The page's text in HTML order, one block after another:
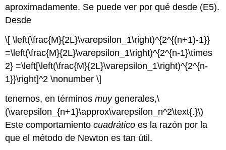
aproximadamente. Se puede ver por qué desde (E5).
Desde
\[ \left(\frac{M}{2L}\varepsilon_1\right)^{2^{(n+1)-1}}
=\left(\frac{M}{2L}\varepsilon_1\right)^{2^{n-1}\times
2} =\left[\left(\frac{M}{2L}\varepsilon_1\right)^{2^{n-
1}}\right]^2 \nonumber \]
tenemos, en términosmuygenerales,\
(\varepsilon_{n+1}\approx\varepsilon_n^2\text{.}\)
Este comportamientocuadrático es la razón por la
que el método de Newton es tan útil.